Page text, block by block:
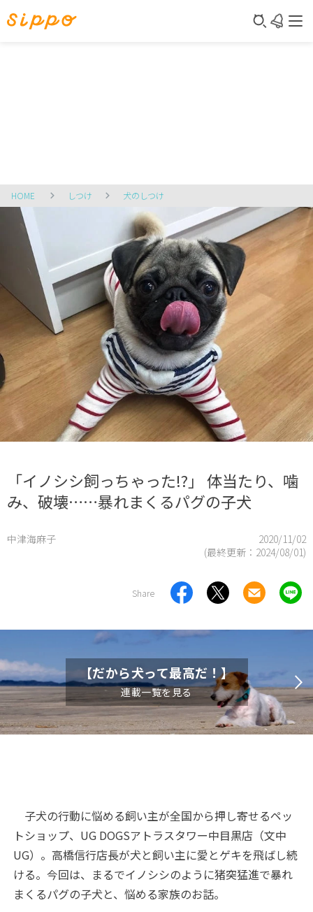
HOME しつけ 犬のしつけ
「イノシシ飼っちゃった!?」 体当たり、噛
み、破壊……暴れまくるパグの子犬
中津海麻子
2020/11/02
(最終更新： 2024/08/01)
Share
【だから犬って最高だ！】
連載一覧を見る
子犬の行動に悩める飼い主が全国から押し寄せるペッ
トショップ、 UG DOGSアトラスタワー中目黒店（文中
UG）。高橋信行店長が犬と飼い主に愛とゲキを飛ばし続
ける。今回は、まるでイノシシのように猪突猛進で暴れ
まくるパグの子犬と、悩める家族のお話。